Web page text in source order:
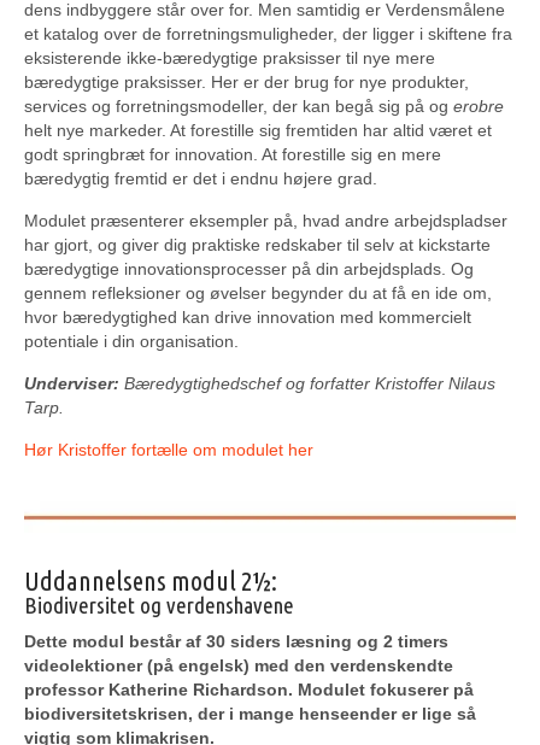
dens indbyggere står over for. Men samtidig er Verdensmålene
et katalog over de forretningsmuligheder, der ligger i skiftene fra
eksisterende ikke-bæredygtige praksisser til nye mere
bæredygtige praksisser. Her er der brug for nye produkter,
services og forretningsmodeller, der kan begå sig på og erobre
helt nye markeder. At forestille sig fremtiden har altid været et
godt springbræt for innovation. At forestille sig en mere
bæredygtig fremtid er det i endnu højere grad.
Modulet præsenterer eksempler på, hvad andre arbejdspladser
har gjort, og giver dig praktiske redskaber til selv at kickstarte
bæredygtige innovationsprocesser på din arbejdsplads. Og
gennem refleksioner og øvelser begynder du at få en ide om,
hvor bæredygtighed kan drive innovation med kommercielt
potentiale i din organisation.
Underviser: Bæredygtighedschef og forfatter Kristoffer Nilaus
Tarp.
Hør Kristoffer fortælle om modulet her
Uddannelsens modul 2½:
Biodiversitet og verdenshavene
Dette modul består af 30 siders læsning og 2 timers
videolektioner (på engelsk) med den verdenskendte
professor Katherine Richardson. Modulet fokuserer på
biodiversitetskrisen, der i mange henseender er lige så
vigtig som klimakrisen.